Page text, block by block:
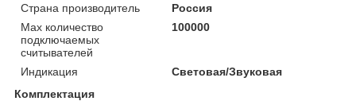
Страна производитель
Россия
Мах количество
подключаемых
считывателей
100000
Индикация
Световая/Звуковая
Комплектация